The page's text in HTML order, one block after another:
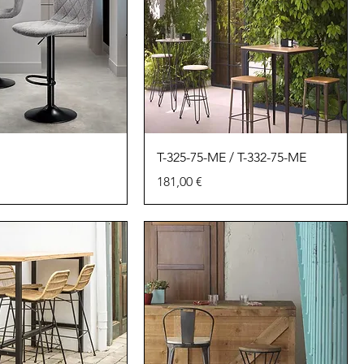
T-325-75-ME / T-332-75-ME
Precio
181,00 €